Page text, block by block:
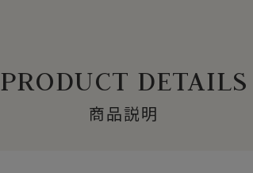
PRODUCT DETAILS
商品説明